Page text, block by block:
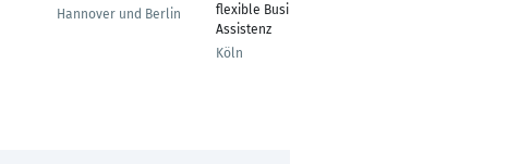
Hannover und Berlin
flexible Business
Assistenz
Köln